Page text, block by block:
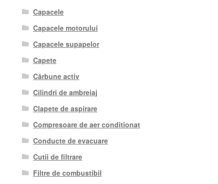
Capacele
Capacele motorului
Capacele supapelor
Capete
Cărbune activ
Cilindri de ambreiaj
Clapete de aspirare
Compresoare de aer conditionat
Conducte de evacuare
Cutii de filtrare
Filtre de combustibil